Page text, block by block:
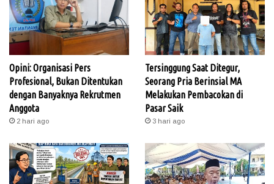
Opini: Organisasi Pers
Profesional, Bukan Ditentukan
dengan Banyaknya Rekrutmen
Anggota
2 hari ago
Tersinggung Saat Ditegur,
Seorang Pria Berinsial MA
Melakukan Pembacokan di
Pasar Saik
3 hari ago